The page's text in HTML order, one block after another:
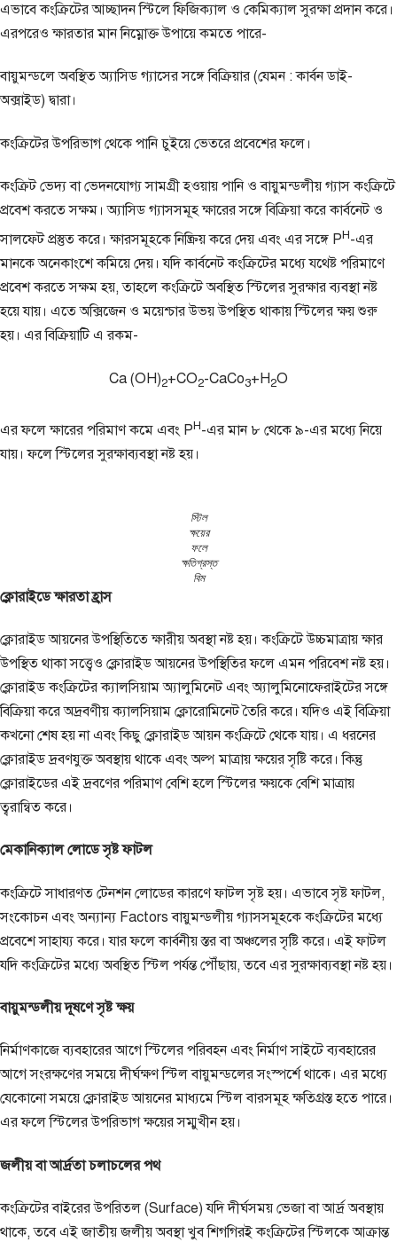
এভাবে কংক্রিটের আচ্ছাদন স্টিলে ফিজিক্যাল ও কেমিক্যাল সুরক্ষা প্রদান করে।
এরপরেও ক্ষারতার মান নিম্নোক্ত উপায়ে কমতে পারে-
বায়ুমন্ডলে অবস্থিত অ্যাসিড গ্যাসের সঙ্গে বিক্রিয়ার (যেমন : কার্বন ডাই-
অক্সাইড) দ্বারা।
কংক্রিটের উপরিভাগ থেকে পানি চুইয়ে ভেতরে প্রবেশের ফলে।
কংক্রিট ভেদ্য বা ভেদনযোগ্য সামগ্রী হওয়ায় পানি ও বায়ুমন্ডলীয় গ্যাস কংক্রিটে
প্রবেশ করতে সক্ষম। অ্যাসিড গ্যাসসমূহ ক্ষারের সঙ্গে বিক্রিয়া করে কার্বনেট ও
সালফেট প্রস্তুত করে। ক্ষারসমূহকে নিষ্ক্রিয় করে দেয় এবং এর সঙ্গে PH-এর
মানকে অনেকাংশে কমিয়ে দেয়। যদি কার্বনেট কংক্রিটের মধ্যে যথেষ্ট পরিমাণে
প্রবেশ করতে সক্ষম হয়, তাহলে কংক্রিটে অবস্থিত স্টিলের সুরক্ষার ব্যবস্থা নষ্ট
হয়ে যায়। এতে অক্সিজেন ও ময়েশ্চার উভয় উপস্থিত থাকায় স্টিলের ক্ষয় শুরু
হয়। এর বিক্রিয়াটি এ রকম-
Ca (OH)2+CO2-CaCo3+H2O
এর ফলে ক্ষারের পরিমাণ কমে এবং PH-এর মান ৮ থেকে ৯-এর মধ্যে নিয়ে
যায়। ফলে স্টিলের সুরক্ষাব্যবস্থা নষ্ট হয়।
স্টিল
ক্ষয়ের
ফলে
ক্ষতিগ্রস্ত
বিম
ক্লোরাইডে ক্ষারতা হ্রাস
ক্লোরাইড আয়নের উপস্থিতিতে ক্ষারীয় অবস্থা নষ্ট হয়। কংক্রিটে উচ্চমাত্রায় ক্ষার
উপস্থিত থাকা সত্ত্বেও ক্লোরাইড আয়নের উপস্থিতির ফলে এমন পরিবেশ নষ্ট হয়।
ক্লোরাইড কংক্রিটের ক্যালসিয়াম অ্যালুমিনেট এবং অ্যালুমিনোফেরাইটের সঙ্গে
বিক্রিয়া করে অদ্রবণীয় ক্যালসিয়াম ক্লোরোমিনেট তৈরি করে। যদিও এই বিক্রিয়া
কখনো শেষ হয় না এবং কিছু ক্লোরাইড আয়ন কংক্রিটে থেকে যায়। এ ধরনের
ক্লোরাইড দ্রবণযুক্ত অবস্থায় থাকে এবং অল্প মাত্রায় ক্ষয়ের সৃষ্টি করে। কিন্তু
ক্লোরাইডের এই দ্রবণের পরিমাণ বেশি হলে স্টিলের ক্ষয়কে বেশি মাত্রায়
ত্বরান্বিত করে।
মেকানিক্যাল লোডে সৃষ্ট ফাটল
কংক্রিটে সাধারণত টেনশন লোডের কারণে ফাটল সৃষ্ট হয়। এভাবে সৃষ্ট ফাটল,
সংকোচন এবং অন্যান্য Factors বায়ুমন্ডলীয় গ্যাসসমূহকে কংক্রিটের মধ্যে
প্রবেশে সাহায্য করে। যার ফলে কার্বনীয় স্তর বা অঞ্চলের সৃষ্টি করে। এই ফাটল
যদি কংক্রিটের মধ্যে অবস্থিত স্টিল পর্যন্ত পৌঁছায়, তবে এর সুরক্ষাব্যবস্থা নষ্ট হয়।
বায়ুমন্ডলীয় দূষণে সৃষ্ট ক্ষয়
নির্মাণকাজে ব্যবহারের আগে স্টিলের পরিবহন এবং নির্মাণ সাইটে ব্যবহারের
আগে সংরক্ষণের সময়ে দীর্ঘক্ষণ স্টিল বায়ুমন্ডলের সংস্পর্শে থাকে। এর মধ্যে
যেকোনো সময়ে ক্লোরাইড আয়নের মাধ্যমে স্টিল বারসমূহ ক্ষতিগ্রস্ত হতে পারে।
এর ফলে স্টিলের উপরিভাগ ক্ষয়ের সম্মুখীন হয়।
জলীয় বা আর্দ্রতা চলাচলের পথ
কংক্রিটের বাইরের উপরিতল (Surface) যদি দীর্ঘসময় ভেজা বা আর্দ্র অবস্থায়
থাকে, তবে এই জাতীয় জলীয় অবস্থা খুব শিগগিরই কংক্রিটের স্টিলকে আক্রান্ত